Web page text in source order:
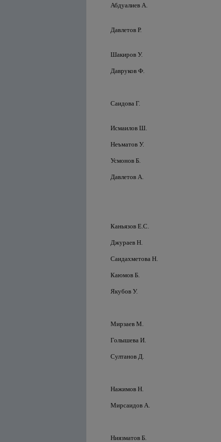
Абдуалиев А.
Давлетов Р.
Шакиров У.
Давруков Ф.
Саидова Г.
Исмаилов Ш.
Неъматов У.
Усмонов Б.
Давлетов А.
Каньязов Е.С.
Джураев Н.
Саидахметова Н.
Каюмов Б.
Якубов У.
Мирзаев М.
Голышева И.
Султанов Д.
Нажимов Н.
Мирсаидов А.
Ниязматов Б.